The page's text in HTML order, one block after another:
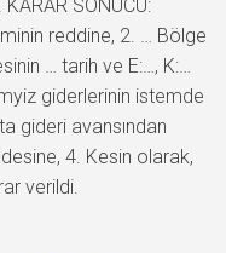
SONUCU:
reddine, 2. … Bölge
… tarih ve E:…, K:…
giderlerinin istemde
gideri avansından
4. Kesin olarak,
verildi.